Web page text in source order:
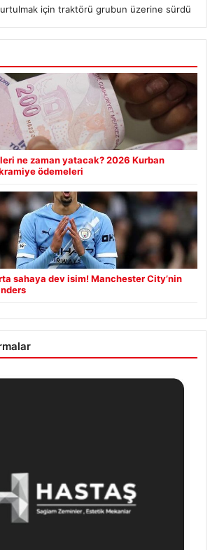
kurtulmak için traktörü grubun üzerine sürdü
ne zaman yatacak? 2026 Kurban
ödemeleri
sahaya dev isim! Manchester City’nin